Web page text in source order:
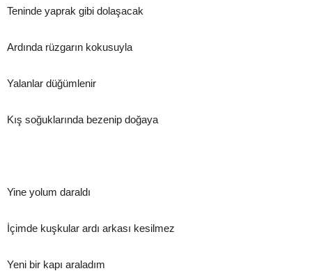
Teninde yaprak gibi dolaşacak
Ardında rüzgarın kokusuyla
Yalanlar düğümlenir
Kış soğuklarında bezenip doğaya
Yine yolum daraldı
İçimde kuşkular ardı arkası kesilmez
Yeni bir kapı araladım